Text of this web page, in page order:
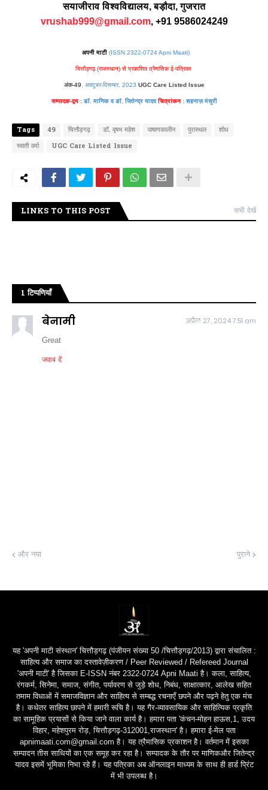
सयाजीराव विश्वविद्यालय,बड़ौदा,गुजरात
vrushab999@gmail.com, +91 9586024249
अपनी माटी (ISSN 2322-0724 Apni Maati)
चित्तौड़गढ़ (राजस्थान) से प्रकाशित त्रैमासिक ई-पत्रिका
अंक-49 , अक्टूबर-दिसम्बर, 2023 UGC Care Listed Issue
सम्पादक-द्वय : डॉ. माणिक व डॉ. जितेन्द्र यादवचित्रांकन : शहनाज़ मंसूरी
Tags 49 चित्तौड़गढ़ डॉ. वृषभ महेश पाषाणकालीन पुरास्थल
शोध
स्वाती वर्मा
UGC Care Listed Issue
LINKS TO THIS POST सभी देखें
1 टिप्पणियाँ
बेनामी अप्रैल 27, 2024 7:51 am
Great
जवाब दें
और नया पुराने
यह 'अपनी माटी संस्थान' चित्तौड़गढ़ (पंजीयन संख्या 50 /चित्तौड़गढ़/2013) द्वारा संचालित :
साहित्य और समाज का दस्तावेज़ीकरण / Peer Reviewed / Refereed Journal
'अपनी माटी' है जिसका E-ISSN नंबर 2322-0724 Apni Maati है। कला, साहित्य,
रंगकर्म, सिनेमा, समाज, संगीत, पर्यावरण से जुड़े शोध, निबंध, साक्षात्कार, आलेख सहित
तमाम विधाओं में समाजविज्ञान और साहित्य से सम्बद्ध रचनाएँ छपने और पढ़ने हेतु एक मंच
है। कथेतर साहित्य छापने में हमारी रूचि है। यह गैर-व्यावसायिक और साहित्यिक प्रकृति
का सामूहिक प्रयासों से किया जाने वाला कार्य है। हमारा पता 'कंचन-मोहन हाऊस,1, उदय
विहार, महेशपुरम रोड़, चित्तौड़गढ़-312001,राजस्थान' है। हमारा ई-मेल पता
apnimaati.com@gmail.com है। यह त्रैमासिक प्रकाशन है। वर्तमान में इसका
सम्पादन तीस साथियों का एक समूह कर रहा है। सम्पादक के तौर पर माणिकऔर जितेन्द्र
यादव इसमें भूमिका निभा रहे हैं। यह पत्रिका अब ऑनलाइन माध्यम के साथ ही हार्ड प्रिंट
में भी उपलब्ध है।